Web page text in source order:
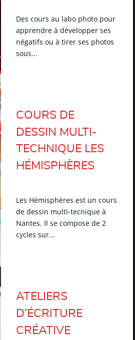
Des cours au labo photo pour
apprendre à développer ses
négatifs ou à tirer ses photos
sous...
COURS DE
DESSIN MULTI-
TECHNIQUE LES
HÉMISPHÈRES
Les Hémisphères est un cours
de dessin multi-tecnique à
Nantes. Il se compose de 2
cycles sur...
ATELIERS
D’ÉCRITURE
CRÉATIVE